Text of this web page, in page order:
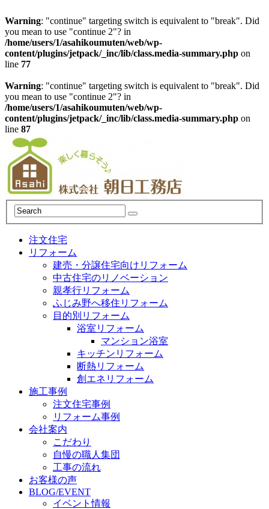
Warning: "continue" targeting switch is equivalent to "break". Did
you mean to use "continue 2"? in
/home/users/1/asahikoumuten/web/wp-
content/plugins/jetpack/_inc/lib/class.media-summary.php on
line 77
Warning: "continue" targeting switch is equivalent to "break". Did
you mean to use "continue 2"? in
/home/users/1/asahikoumuten/web/wp-
content/plugins/jetpack/_inc/lib/class.media-summary.php on
line 87
注文住宅
リフォーム
建売・分譲住宅向けリフォーム
中古住宅のリノベーション
親孝行リフォーム
ふじみ野へ移住リフォーム
目的別リフォーム
浴室リフォーム
マンション浴室
キッチンリフォーム
断熱リフォーム
創エネリフォーム
施工事例
注文住宅事例
リフォーム事例
会社案内
こだわり
自慢の職人集団
工事の流れ
お客様の声
BLOG/EVENT
イベント情報